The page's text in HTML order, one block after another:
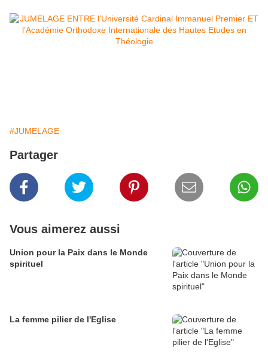
#JUMELAGE
Partager
Vous aimerez aussi
Union pour la Paix dans le Monde
spirituel
La femme pilier de l'Eglise